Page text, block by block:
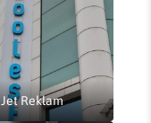
Jet Reklam